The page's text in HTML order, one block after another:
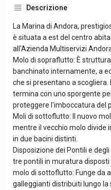
Descrizione
La Marina di Andora,
è situata a est del centro
all'Azienda Multiservizi Andora
Molo di sopraflutto: È
banchinato internamente, a
che si presentano a
termina con uno sporgente
proteggere l'imboccatura del
Moli di sottoflutto: Il nuovo
mentre il vecchio molo divide
in due bacini distinti.
Disposizione dei Pontili e
tre pontili in muratura
molo di sottoflutto: Funge da
galleggianti distribuiti lungo la